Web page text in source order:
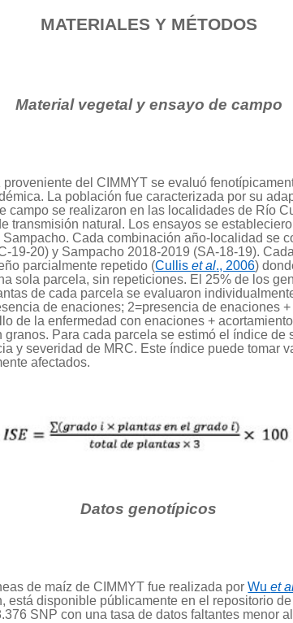
MATERIALES Y MÉTODOS
Material vegetal y ensayo de campo
del CIMMYT se evaluó
La población fue caracterizada por su
campo se realizaron en las localidades de Río
transmisión natural. Los ensayos se
Cada combinación año-localidad se
19-20) y Sampacho 2018-2019 (SA-18-19).
parcialmente repetido (Culliset al., 2006)
sola parcela, sin repeticiones. El 25% de los
de cada parcela se evaluaron
de enaciones; 2=presencia de enaciones
de la enfermedad con enaciones +
Para cada parcela se estimó el índice de
y severidad de MRC. Este índice puede tomar
afectados.
Datos genotípicos
de maíz de CIMMYT fue realizada porWuet
disponible públicamente en el repositorio
SNP con una tasa de datos faltantes menor